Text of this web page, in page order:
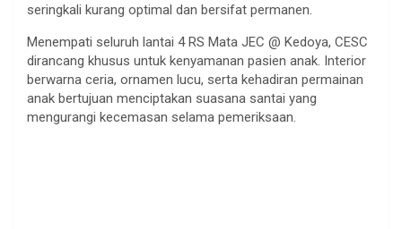
seringkali kurang optimal dan bersifat permanen.
Menempati seluruh lantai 4 RS Mata JEC @ Kedoya, CESC
dirancang khusus untuk kenyamanan pasien anak. Interior
berwarna ceria, ornamen lucu, serta kehadiran permainan
anak bertujuan menciptakan suasana santai yang
mengurangi kecemasan selama pemeriksaan.